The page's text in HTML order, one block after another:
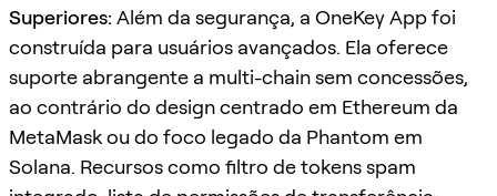
Superiores: Além da segurança, a OneKey App foi
construída para usuários avançados. Ela oferece
suporte abrangente a multi-chain sem concessões,
ao contrário do design centrado em Ethereum da
MetaMask ou do foco legado da Phantom em
Solana. Recursos como filtro de tokens spam